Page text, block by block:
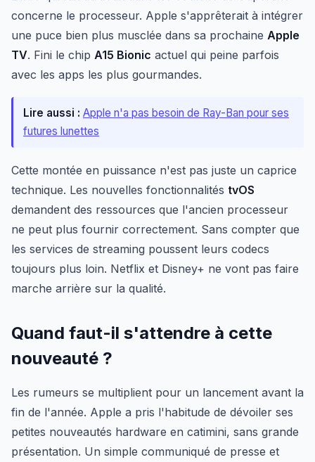
concerne le processeur. Apple s'apprêterait à intégrer
une puce bien plus musclée dans sa prochaine Apple
TV. Fini le chip A15 Bionic actuel qui peine parfois
avec les apps les plus gourmandes.
Lire aussi : Apple n'a pas besoin de Ray-Ban pour ses
futures lunettes
Cette montée en puissance n'est pas juste un caprice
technique. Les nouvelles fonctionnalités tvOS
demandent des ressources que l'ancien processeur
ne peut plus fournir correctement. Sans compter que
les services de streaming poussent leurs codecs
toujours plus loin. Netflix et Disney+ ne vont pas faire
marche arrière sur la qualité.
Quand faut-il s'attendre à cette
nouveauté ?
Les rumeurs se multiplient pour un lancement avant la
fin de l'année. Apple a pris l'habitude de dévoiler ses
petites nouveautés hardware en catimini, sans grande
présentation. Un simple communiqué de presse et